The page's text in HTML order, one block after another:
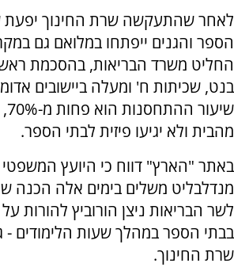
לאחר שהתעקשה שרת החינוך יפעת
הספר והגנים ייפתחו במלואם גם
החליט משרד הבריאות, בהסכמת
בנט, שכיתות ח' ומעלה ביישובים
מהבית ולא יגיעו פיזית לבתי הספר.
באתר "הארץ" דווח כי היועץ
מנדלבליט משלים בימים אלה הכנה
לשר הבריאות ניצן הורוביץ להורות
בבתי הספר במהלך שעות הלימודים
שרת החינוך.